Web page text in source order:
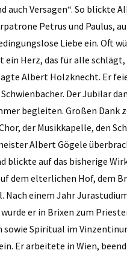
auch Versagen“. So blickte
Petrus und Paulus,
Liebe ein. Oft
Herz, das für alle schlägt,
Albert Holzknecht. Er
Der Jubilar
begleiten. Großen Dank
der Musikkapelle, den
Albert Gögele
blickte auf das bisherige
dem elterlichen Hof, dem
einem Jahr
er in Brixen zum
sowie Spiritual im
Er arbeitete in Wien,